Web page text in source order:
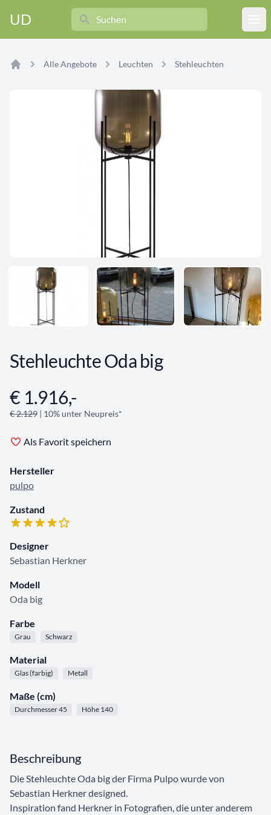
UD
Search
Alle Angebote Leuchten Stehleuchten
Stehleuchte Oda big
Angebotsinformationen
€ 1.916,-
€ 2.129 | 10% unter Neupreis*
Als Favorit speichern
Hersteller
pulpo
Zustand
Designer
Sebastian Herkner
Modell
Oda big
Farbe
Grau Schwarz
Material
Glas (farbig) Metall
Maße (cm)
Durchmesser 45 Höhe 140
Beschreibung
Die Stehleuchte Oda big der Firma Pulpo wurde von
Sebastian Herkner designed.
Inspiration fand Herkner in Fotografien, die unter anderem